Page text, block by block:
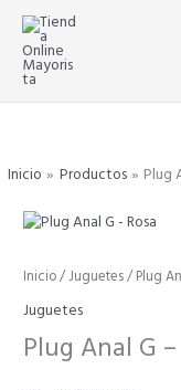
contenido
Inicio Productos Plug
Inicio/Juguetes/ Plug
Juguetes
Plug Anal G –
Plug
Anal
-